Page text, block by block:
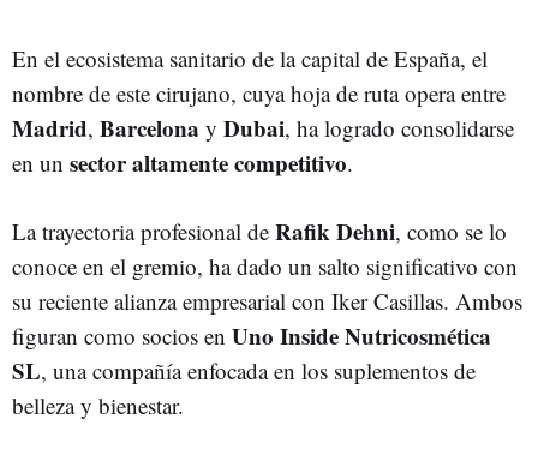
En el ecosistema sanitario de la capital de España, el
nombre de este cirujano, cuya hoja de ruta opera entre
Madrid, Barcelona y Dubai, ha logrado consolidarse
en un sector altamente competitivo.
La trayectoria profesional de Rafik Dehni, como se lo
conoce en el gremio, ha dado un salto significativo con
su reciente alianza empresarial con Iker Casillas. Ambos
figuran como socios en Uno Inside Nutricosmética
SL, una compañía enfocada en los suplementos de
belleza y bienestar.